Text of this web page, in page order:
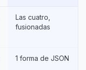
Las cuatro,
fusionadas
1 forma de JSON